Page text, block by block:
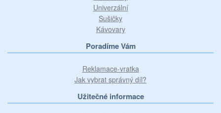
Univerzální
Sušičky
Kávovary
Poradíme Vám
Reklamace-vratka
Jak vybrat správný díl?
Užitečné informace